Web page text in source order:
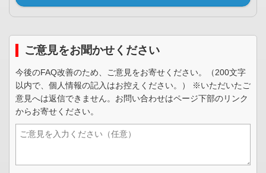
ご意見をお聞かせください
今後のFAQ改善のため、ご意見をお寄せください。（200文字
以内で、個人情報の記入はお控えください。） ※いただいたご
意見へは返信できません。お問い合わせはページ下部のリンク
からお寄せください。